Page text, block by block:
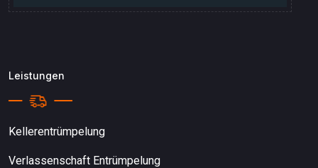
Leistungen
Kellerentrümpelung
Verlassenschaft Entrümpelung